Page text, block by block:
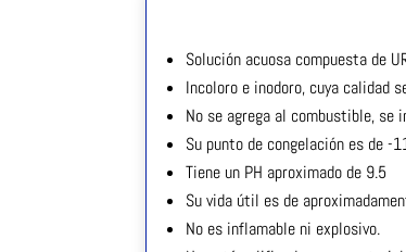
Solución acuosa compuesta de
Incoloro e inodoro, cuya calidad
No se agrega al combustible, se
Su punto de congelación es de -
Tiene un PH aproximado de 9.5
Su vida útil es de
No es inflamable ni explosivo.